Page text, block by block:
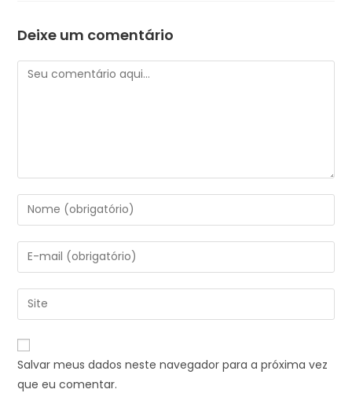
Deixe um comentário
Comentário
Digite
seu
nome
ou
de
usuário
para
comentar
Digite
seu
endereço
de
mail
para
comentar
Digite
o
URL
do
site
Salvar meus dados neste navegador para a próxima vez
que eu comentar.